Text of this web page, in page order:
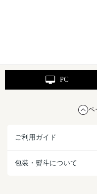
PC
ペ
ご利用ガイド
包装・熨斗について